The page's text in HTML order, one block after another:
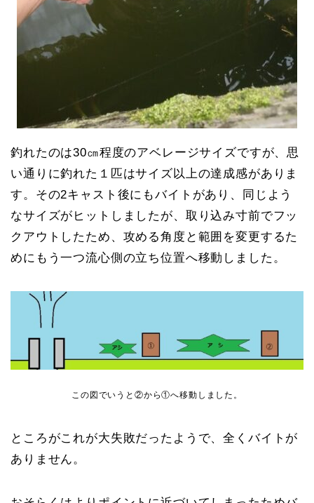
釣れたのは30㎝程度のアベレージサイズですが、思
い通りに釣れた１匹はサイズ以上の達成感がありま
す。その2キャスト後にもバイトがあり、同じよう
なサイズがヒットしましたが、取り込み寸前でフッ
クアウトしたため、攻める角度と範囲を変更するた
めにもう一つ流心側の立ち位置へ移動しました。
この図でいうと②から①へ移動しました。
ところがこれが大失敗だったようで、全くバイトが
ありません。